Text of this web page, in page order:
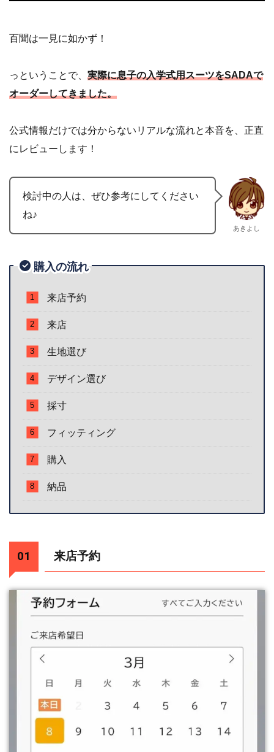
百聞は一見に如かず！
っということで、 実際に息子の入学式用スーツをSADAで
オーダーしてきました。
公式情報だけでは分からないリアルな流れと本音を、正直
にレビューします！
検討中の人は、ぜひ参考にしてください
ね♪
あきよし
購入の流れ
来店予約
来店
生地選び
デザイン選び
採寸
フィッティング
購入
納品
来店予約